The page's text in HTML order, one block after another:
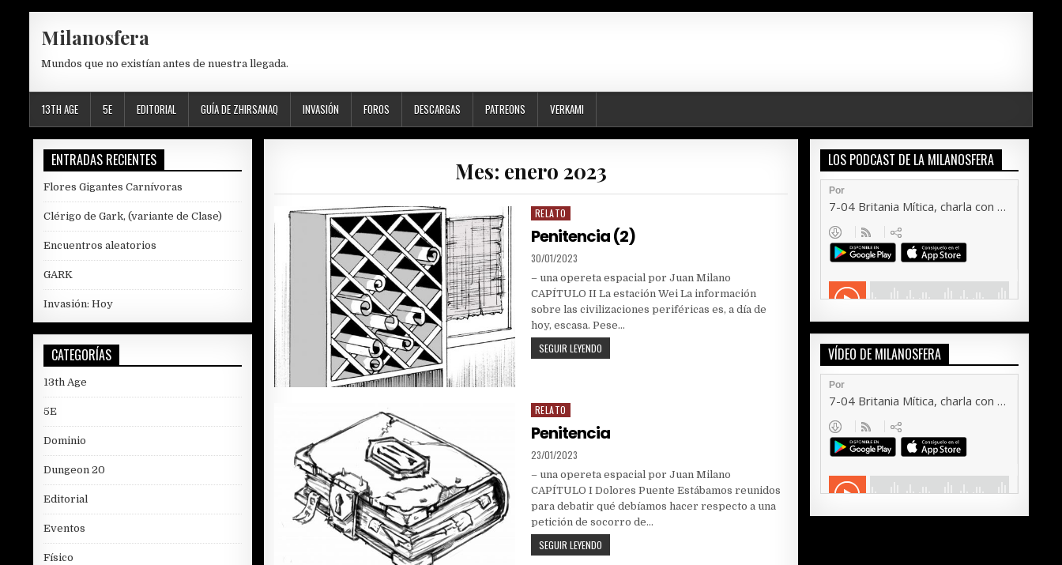
Milanosfera
Mundos que no existían antes de nuestra llegada.
13TH AGE 5E EDITORIAL GUÍA DE ZHIRSANAQ INVASIÓN FOROS DESCARGAS PATREONS VERKAMI
Mes: enero 2023
Posted
in
RELATO
Penitencia (2)
PUBLISHED
DATE:
30/01/2023
– una opereta espacial por Juan Milano
CAPÍTULO II La estación Wei La información
sobre las civilizaciones periféricas es, a día de
hoy, escasa. Pese…
SEGUIR LEYENDOPENITENCIA
(2)
Posted
in
RELATO
Penitencia
PUBLISHED
DATE:
23/01/2023
– una opereta espacial por Juan Milano
CAPÍTULO I Dolores Puente Estábamos reunidos
para debatir qué debíamos hacer respecto a una
petición de socorro de…
SEGUIR LEYENDOPENITENCIA
ENTRADAS RECIENTES
Flores Gigantes Carnívoras
Clérigo de Gark, (variante de Clase)
Encuentros aleatorios
GARK
Invasión: Hoy
CATEGORÍAS
13th Age
5E
Dominio
Dungeon 20
Editorial
Eventos
Físico
LOS PODCAST DE LA MILANOSFERA
VÍDEO DE MILANOSFERA